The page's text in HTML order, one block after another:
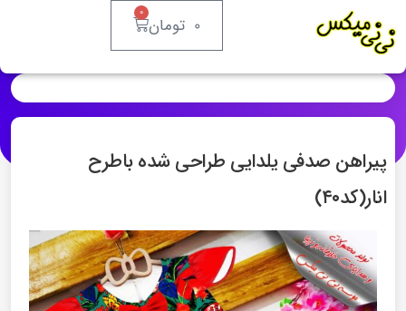
۰ تومان ۰
پیراهن صدفی یلدایی طراحی شده باطرح
انار(کد۴۰)